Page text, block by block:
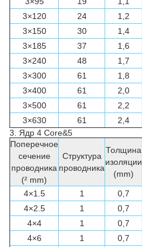
3×120
24 1,2
3×150
30 1,4
3×185
37 1,6
3×240
48 1,7
3×300
61 1,8
3×400
61 2,0
3×500
61 2,2
3×630
61 2,4
3. Ядр 4 Core&5
Поперечное
сечение
проводника
(² mm)
Структура
проводника
Толщина
изоляции
(mm)
4×1.5
1 0,7
4×2.5
1 0,7
4×4
1 0,7
4×6
1 0,7